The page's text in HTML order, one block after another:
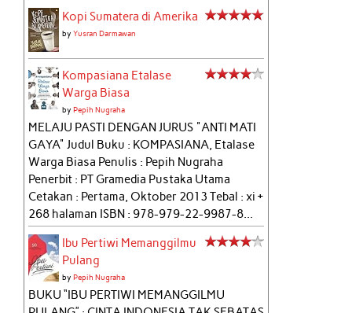
Kopi Sumatera di Amerika
byYusran Darmawan
Kompasiana Etalase
Warga Biasa
byPepih Nugraha
MELAJU PASTI DENGAN JURUS "ANTI MATI
GAYA" Judul Buku : KOMPASIANA, Etalase
Warga Biasa Penulis : Pepih Nugraha
Penerbit : PT Gramedia Pustaka Utama
Cetakan : Pertama, Oktober 2013 Tebal : xi +
268 halaman ISBN : 978-979-22-9987-8...
Ibu Pertiwi Memanggilmu
Pulang
byPepih Nugraha
BUKU “IBU PERTIWI MEMANGGILMU